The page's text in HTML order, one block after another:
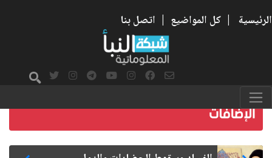
الرئيسية | كل المواضيع | اتصل بنا